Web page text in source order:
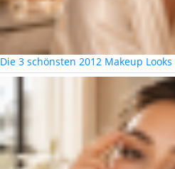
Die 3 schönsten 2012 Makeup